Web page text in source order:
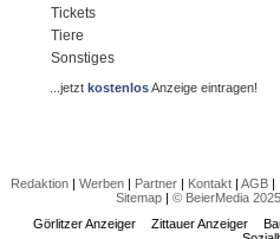
Tickets
Tiere
Sonstiges
...jetztkostenlosAnzeige eintragen!
Redaktion| Werben| Partner| Kontakt| AGB|
Sitemap| © BeierMedia 2025
Görlitzer Anzeiger
Zittauer Anzeiger